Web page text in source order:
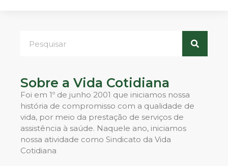
Sobre a Vida Cotidiana
Foi em 1º de junho 2001 que iniciamos nossa
história de compromisso com a qualidade de
vida, por meio da prestação de serviços de
assistência à saúde. Naquele ano, iniciamos
nossa atividade como Sindicato da Vida
Cotidiana